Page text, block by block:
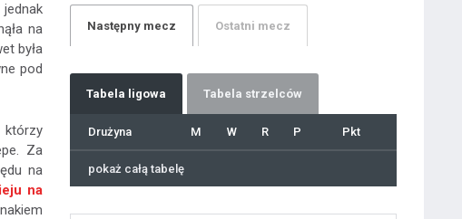
na
była
pod
którzy
Za
na
na
Następny mecz Ostatni mecz
Tabela ligowa Tabela strzelców
Drużyna M W R P Pkt
pokaż całą tabelę